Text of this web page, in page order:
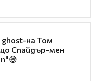
ghost-на Том
Спайдър-мен